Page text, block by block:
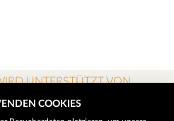
UNTERSTÜTZT VON
COOKIES